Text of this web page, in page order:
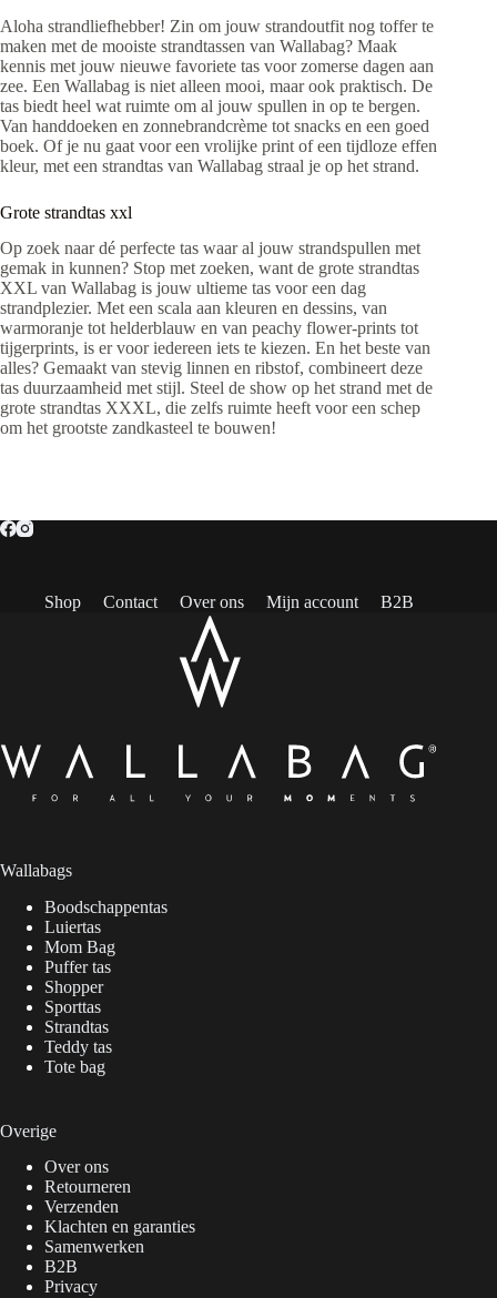
Aloha strandliefhebber! Zin om jouw strandoutfit nog toffer te
maken met de mooiste strandtassen van Wallabag? Maak
kennis met jouw nieuwe favoriete tas voor zomerse dagen aan
zee. Een Wallabag is niet alleen mooi, maar ook praktisch. De
tas biedt heel wat ruimte om al jouw spullen in op te bergen.
Van handdoeken en zonnebrandcrème tot snacks en een goed
boek. Of je nu gaat voor een vrolijke print of een tijdloze effen
kleur, met een strandtas van Wallabag straal je op het strand.
Grote strandtas xxl
Op zoek naar dé perfecte tas waar al jouw strandspullen met
gemak in kunnen? Stop met zoeken, want de grote strandtas
XXL van Wallabag is jouw ultieme tas voor een dag
strandplezier. Met een scala aan kleuren en dessins, van
warmoranje tot helderblauw en van peachy flower-prints tot
tijgerprints, is er voor iedereen iets te kiezen. En het beste van
alles? Gemaakt van stevig linnen en ribstof, combineert deze
tas duurzaamheid met stijl. Steel de show op het strand met de
grote strandtas XXXL, die zelfs ruimte heeft voor een schep
om het grootste zandkasteel te bouwen!
Shop Contact Over ons Mijn account B2B
Wallabags
Boodschappentas
Luiertas
Mom Bag
Puffer tas
Shopper
Sporttas
Strandtas
Teddy tas
Tote bag
Overige
Over ons
Retourneren
Verzenden
Klachten en garanties
Samenwerken
B2B
Privacy